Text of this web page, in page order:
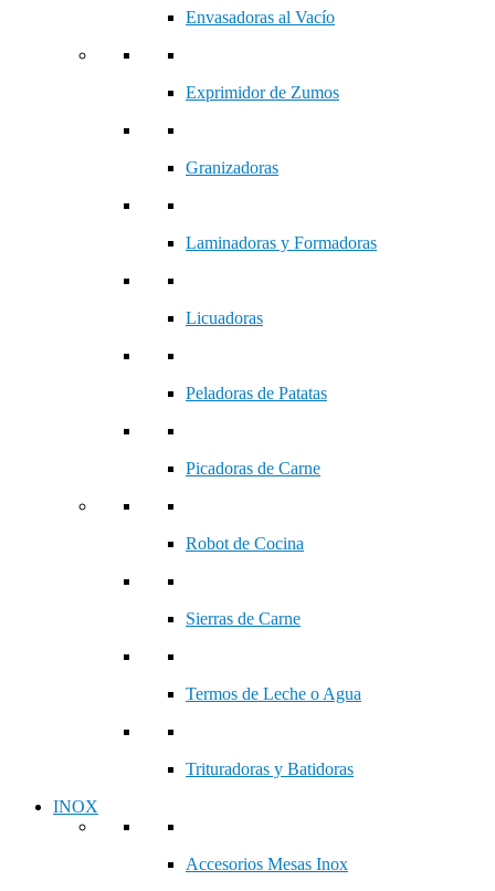
Envasadoras al Vacío
Exprimidor de Zumos
Granizadoras
Laminadoras y Formadoras
Licuadoras
Peladoras de Patatas
Picadoras de Carne
Robot de Cocina
Sierras de Carne
Termos de Leche o Agua
Trituradoras y Batidoras
INOX
Accesorios Mesas Inox